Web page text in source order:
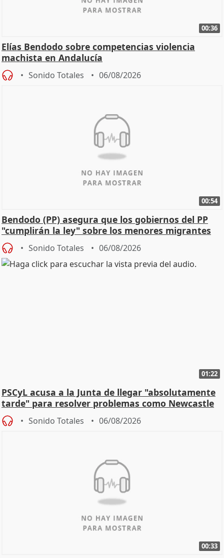
00:36
Elías Bendodo sobre competencias violencia
machista en Andalucía
Sonido Totales 06/08/2026
00:54
Bendodo (PP) asegura que los gobiernos del PP
"cumplirán la ley" sobre los menores migrantes
Sonido Totales 06/08/2026
01:22
PSCyL acusa a la Junta de llegar "absolutamente
tarde" para resolver problemas como Newcastle
Sonido Totales 06/08/2026
00:33